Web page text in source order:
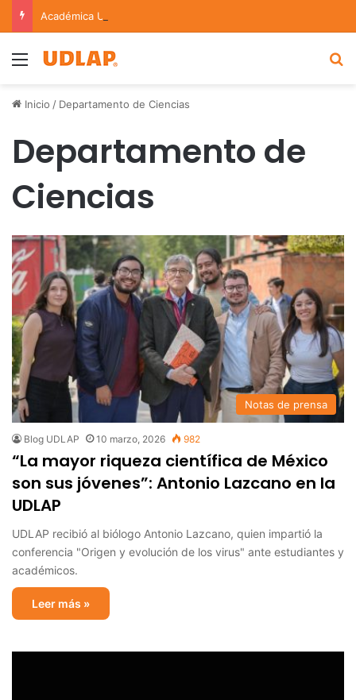
Menu
Inicio / Departamento de Ciencias
Departamento de
Ciencias
Notas de prensa
Blog UDLAP 10 marzo, 2026 982
“La mayor riqueza científica de México
son sus jóvenes”: Antonio Lazcano en la
UDLAP
UDLAP recibió al biólogo Antonio Lazcano, quien impartió la
conferencia "Origen y evolución de los virus" ante estudiantes y
académicos.
Leer más »